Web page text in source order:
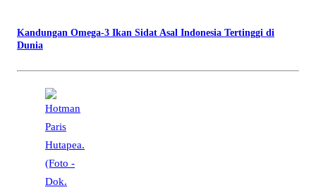
Kandungan Omega-3 Ikan Sidat Asal Indonesia Tertinggi di
Dunia